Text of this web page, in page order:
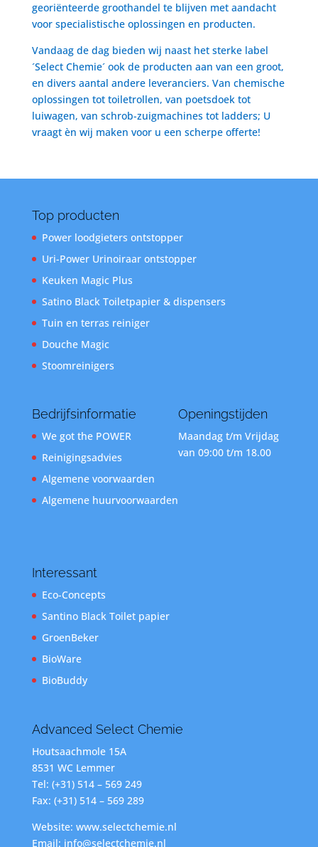
georiënteerde groothandel te blijven met aandacht
voor specialistische oplossingen en producten.
Vandaag de dag bieden wij naast het sterke label
´Select Chemie´ ook de producten aan van een groot,
en divers aantal andere leveranciers. Van chemische
oplossingen tot toiletrollen, van poetsdoek tot
luiwagen, van schrob-zuigmachines tot ladders; U
vraagt èn wij maken voor u een scherpe offerte!
Top producten
Power loodgieters ontstopper
Uri-Power Urinoiraar ontstopper
Keuken Magic Plus
Satino Black Toiletpapier & dispensers
Tuin en terras reiniger
Douche Magic
Stoomreinigers
Bedrijfsinformatie
We got the POWER
Reinigingsadvies
Algemene voorwaarden
Algemene huurvoorwaarden
Openingstijden
Maandag t/m Vrijdag
van 09:00 t/m 18.00
Interessant
Eco-Concepts
Santino Black Toilet papier
GroenBeker
BioWare
BioBuddy
Advanced Select Chemie
Houtsaachmole 15A
8531 WC Lemmer
Tel: (+31) 514 – 569 249
Fax: (+31) 514 – 569 289
Website: www.selectchemie.nl
Email: info@selectchemie.nl